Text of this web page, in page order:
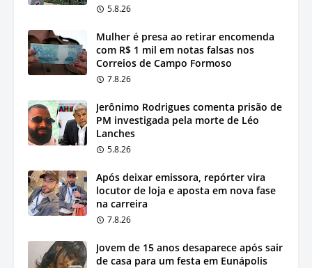
5.8.26
Mulher é presa ao retirar encomenda
com R$ 1 mil em notas falsas nos
Correios de Campo Formoso
7.8.26
Jerônimo Rodrigues comenta prisão de
PM investigada pela morte de Léo
Lanches
5.8.26
Após deixar emissora, repórter vira
locutor de loja e aposta em nova fase
na carreira
7.8.26
Jovem de 15 anos desaparece após sair
de casa para um festa em Eunápolis